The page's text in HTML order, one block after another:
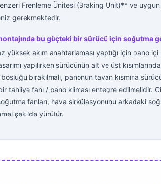
Frenleme Ünitesi (Braking Unit)** ve
gerekmektedir.
bu güçteki bir sürücü için soğutma
yüksek akım anahtarlaması yaptığı için pano içi
yapılırken sürücünün alt ve üst
bırakılmalı, panonun tavan kısmına
tahliye fanı / pano kliması entegre edilmelidir.
fanları, hava sirkülasyonunu arkadaki
şekilde yürütür.